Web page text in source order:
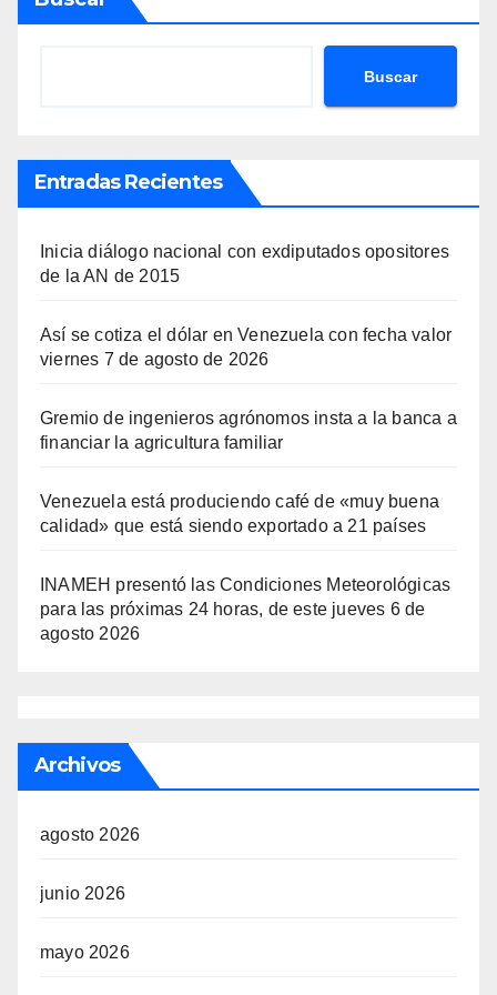
Buscar
Entradas Recientes
Inicia diálogo nacional con exdiputados opositores
de la AN de 2015
Así se cotiza el dólar en Venezuela con fecha valor
viernes 7 de agosto de 2026
Gremio de ingenieros agrónomos insta a la banca a
financiar la agricultura familiar
Venezuela está produciendo café de «muy buena
calidad» que está siendo exportado a 21 países
INAMEH presentó las Condiciones Meteorológicas
para las próximas 24 horas, de este jueves 6 de
agosto 2026
Archivos
agosto 2026
junio 2026
mayo 2026